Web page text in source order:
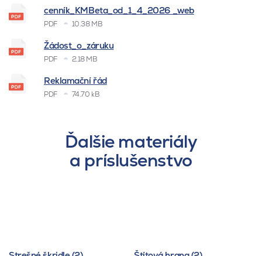
cenník_KMBeta_od_1_4_2026 _web
PDF 10.38 MB
Žádost_o_záruku
PDF 2.18 MB
Reklamační řád
PDF 74.70 kB
Ďalšie materiály
a príslušenstvo